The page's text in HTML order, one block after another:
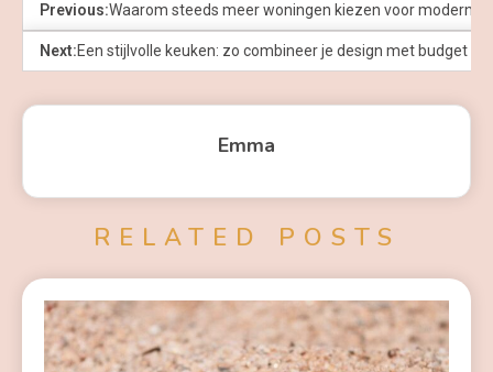
Previous:Waarom steeds meer woningen kiezen voor moderne
Next:Een stijlvolle keuken: zo combineer je design met budget
Emma
RELATED POSTS